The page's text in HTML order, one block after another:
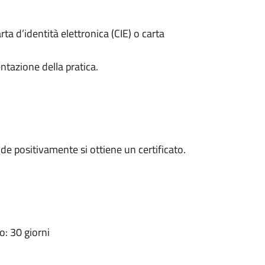
d’identità elettronica (CIE) o carta
della pratica.
positivamente si ottiene un certificato.
30 giorni